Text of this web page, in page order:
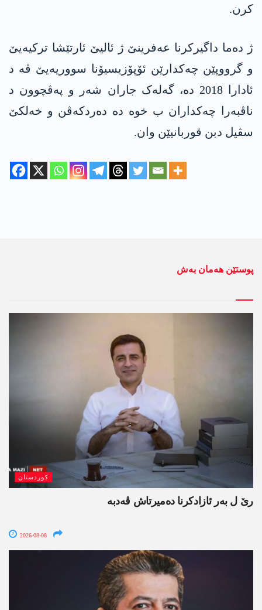
کرن.
ژ دەما داگیرکرنا عەفرینێ ژ ئالیێ ئارتێشا ترکیەیێ
و گرووپێن چەکدارێن ئۆپۆزیسیۆنا سووریەیێ ڤە د
ئادارا 2018 دە، گەلەک جاران شەر و پەڤچوون د
ناڤبەرا چەکداران ب خوە دە دەردکەڤن و خەلکێ
سڤیل دبن قوربانیێن وان.
پوستێن ھەمان بەش
کوردستان
رێ ل بەر ئازادکرنا دەمیرتاش ڤەدبە
2026-08-08